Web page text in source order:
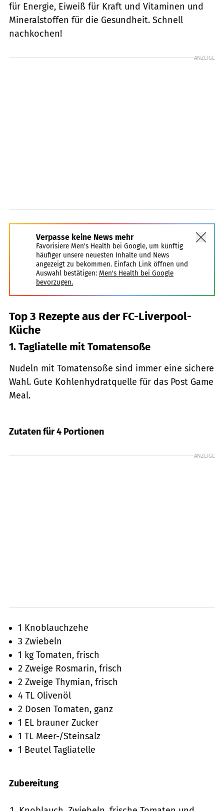
für Energie, Eiweiß für Kraft und Vitaminen und
Mineralstoffen für die Gesundheit. Schnell
nachkochen!
ANZEIGE
Verpasse keine News mehr
Favorisiere Men's Health bei Google, um künftig
häufiger unsere neuesten Inhalte und News
angezeigt zu bekommen. Einfach Link öffnen und
Auswahl bestätigen: Men's Health bei Google
bevorzugen.
Top 3 Rezepte aus der FC-Liverpool-
Küche
1. Tagliatelle mit Tomatensoße
Nudeln mit Tomatensoße sind immer eine sichere
Wahl. Gute Kohlenhydratquelle für das Post Game
Meal.
Zutaten für 4 Portionen
ANZEIGE
1 Knoblauchzehe
3 Zwiebeln
1 kg Tomaten, frisch
2 Zweige Rosmarin, frisch
2 Zweige Thymian, frisch
4 TL Olivenöl
2 Dosen Tomaten, ganz
1 EL brauner Zucker
1 TL Meer-/Steinsalz
1 Beutel Tagliatelle
Zubereitung